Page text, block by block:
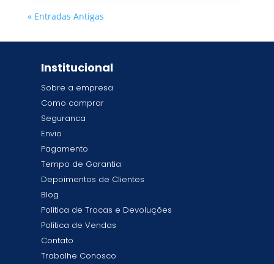
« Entradas Antigas
Institucional
Sobre a empresa
Como comprar
Seguranca
Envio
Pagamento
Tempo de Garantia
Depoimentos de Clientes
Blog
Política de Trocas e Devoluções
Política de Vendas
Contato
Trabalhe Conosco